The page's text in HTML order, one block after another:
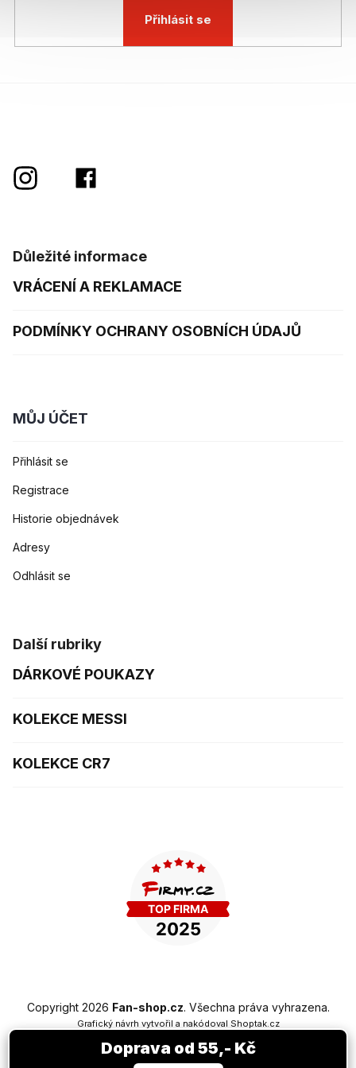
Přihlásit se
Důležité informace
VRÁCENÍ A REKLAMACE
PODMÍNKY OCHRANY OSOBNÍCH ÚDAJŮ
MŮJ ÚČET
Přihlásit se
Registrace
Historie objednávek
Adresy
Odhlásit se
Další rubriky
DÁRKOVÉ POUKAZY
KOLEKCE MESSI
KOLEKCE CR7
Copyright 2026 Fan-shop.cz. Všechna práva vyhrazena.
Grafický návrh vytvořil a nakódoval Shoptak.cz
Doprava od 55,- Kč